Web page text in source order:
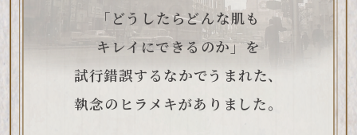
「どうしたらどんな肌も
キレイにできるのか」を
試行錯誤するなかでうまれた、
執念のヒラメキがありました。